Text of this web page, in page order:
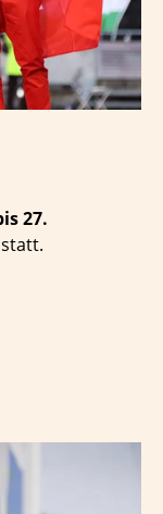
27.